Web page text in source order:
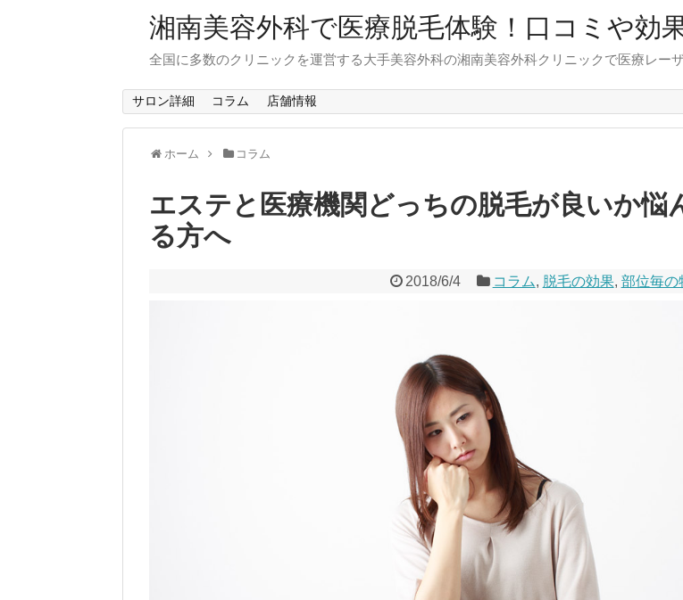
湘南美容外科で医療脱毛体験！口コミや効
全国に多数のクリニックを運営する大手美容外科の湘南美容外科クリニックで医療レー
サロン詳細 コラム 店舗情報
ホーム コラム
エステと医療機関どっちの脱毛が良いか悩
る方へ
2018/6/4 コラム, 脱毛の効果, 部位毎の